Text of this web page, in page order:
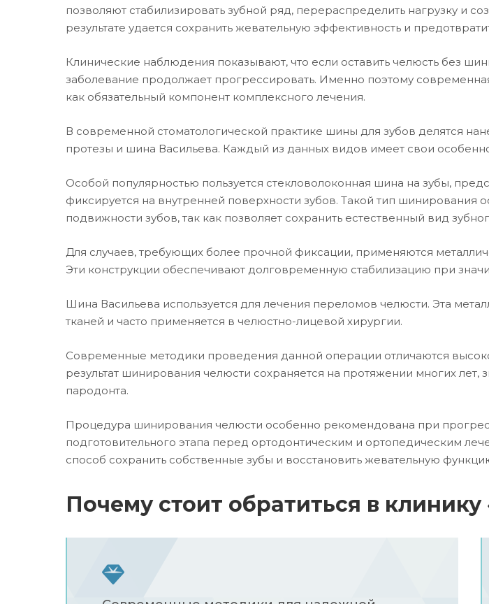
позволяют стабилизировать зубной ряд, перераспределить нагрузку и
результате удается сохранить жевательную эффективность и
Клинические наблюдения показывают, что если оставить челюсть без
заболевание продолжает прогрессировать. Именно поэтому
как обязательный компонент комплексного лечения.
В современной стоматологической практике шины для зубов делятся
протезы и шина Васильева. Каждый из данных видов имеет свои
Особой популярностью пользуется стекловолоконная шина на зубы,
фиксируется на внутренней поверхности зубов. Такой тип
подвижности зубов, так как позволяет сохранить естественный вид
Для случаев, требующих более прочной фиксации, применяются
Эти конструкции обеспечивают долговременную стабилизацию при
Шина Васильева используется для лечения переломов челюсти. Эта
тканей и часто применяется в челюстно-лицевой хирургии.
Современные методики проведения данной операции отличаются
результат шинирования челюсти сохраняется на протяжении многих
пародонта.
Процедура шинирования челюсти особенно рекомендована при
подготовительного этапа перед ортодонтическим и ортопедическим
способ сохранить собственные зубы и восстановить жевательную
Почему стоит обратиться в